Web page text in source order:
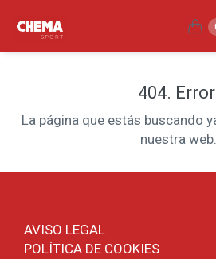
404.
La página que estás buscando
nuestra web.
AVISO LEGAL
POLÍTICA DE COOKIES